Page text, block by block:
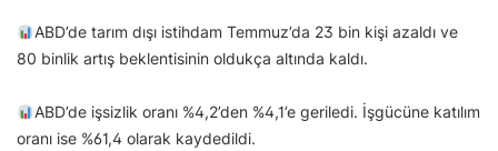
ABD’de tarım dışı istihdam Temmuz’da 23 bin kişi azaldı ve
80 binlik artış beklentisinin oldukça altında kaldı.
ABD’de işsizlik oranı %4,2’den %4,1’e geriledi. İşgücüne katılım
oranı ise %61,4 olarak kaydedildi.